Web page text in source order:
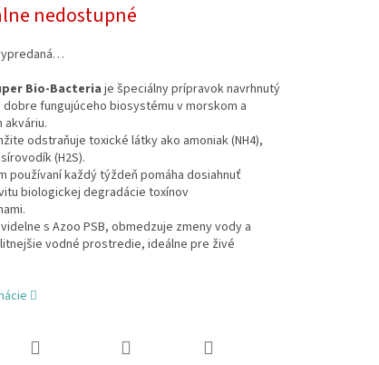
nedostupné
Bio-Bacteriaje špeciálny prípravok navrhnutý
dobre fungujúceho biosystému v morskom a
odstraňuje toxické látky ako amoniak (NH4),
(H2S).
používaní každý týždeň pomáha dosiahnuť
biologickej degradácie toxínov
s Azoo PSB, obmedzuje zmeny vody a
vodné prostredie, ideálne pre živé